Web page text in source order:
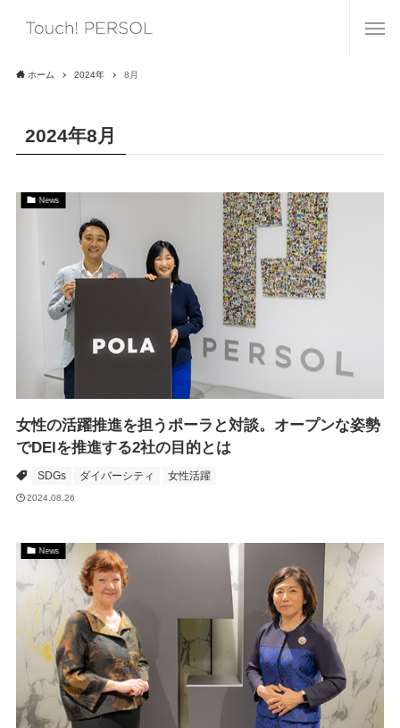
ホーム 2024年 8月
2024年8月
News
女性の活躍推進を担うポーラと対談。オープンな姿勢
でDEIを推進する2社の目的とは
SDGs ダイバーシティ 女性活躍
2024.08.26
News